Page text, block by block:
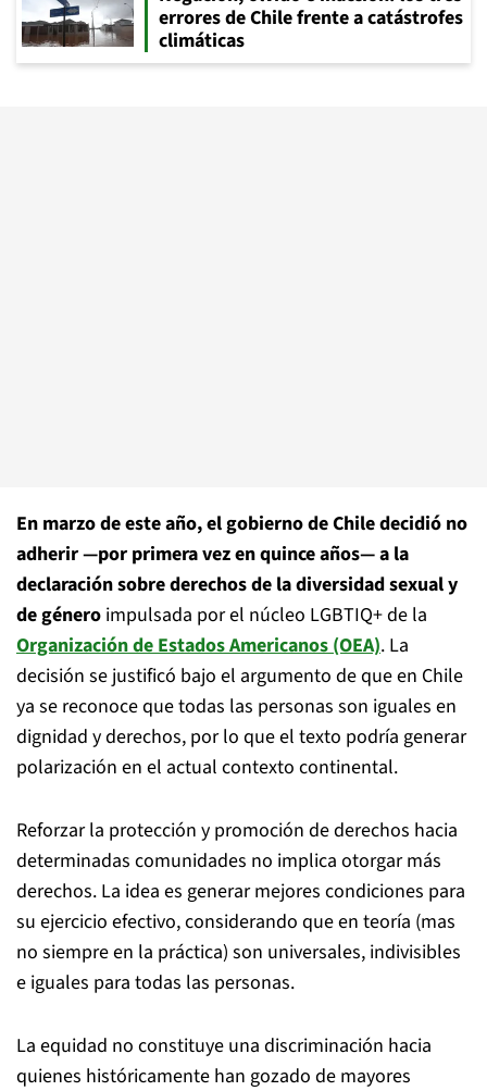
errores de Chile frente a catástrofes
climáticas
En marzo de este año, el gobierno de Chile decidió no
adherir —por primera vez en quince años— a la
declaración sobre derechos de la diversidad sexual y
de género impulsada por el núcleo LGBTIQ+ de la
Organización de Estados Americanos (OEA). La
decisión se justificó bajo el argumento de que en Chile
ya se reconoce que todas las personas son iguales en
dignidad y derechos, por lo que el texto podría generar
polarización en el actual contexto continental.
Reforzar la protección y promoción de derechos hacia
determinadas comunidades no implica otorgar más
derechos. La idea es generar mejores condiciones para
su ejercicio efectivo, considerando que en teoría (mas
no siempre en la práctica) son universales, indivisibles
e iguales para todas las personas.
La equidad no constituye una discriminación hacia
quienes históricamente han gozado de mayores